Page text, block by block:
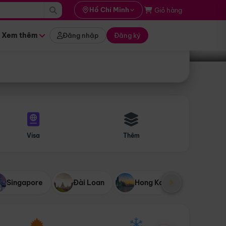
Hồ Chí Minh Giỏ hàng
Xem thêm Đăng nhập Đăng ký
Tìm tour
Visa Thêm
Singapore Đài Loan Hong Kong